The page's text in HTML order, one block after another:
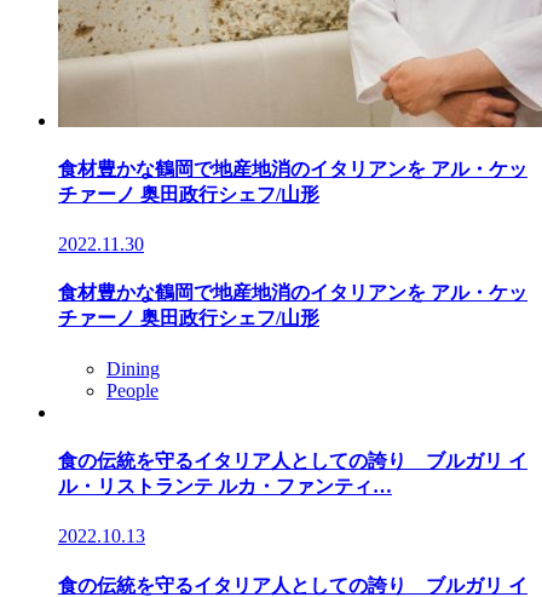
食材豊かな鶴岡で地産地消のイタリアンを アル・ケッ
チァーノ 奥田政行シェフ/山形
2022.11.30
食材豊かな鶴岡で地産地消のイタリアンを アル・ケッ
チァーノ 奥田政行シェフ/山形
Dining
People
食の伝統を守るイタリア人としての誇り ブルガリ イ
ル・リストランテ ルカ・ファンティ…
2022.10.13
食の伝統を守るイタリア人としての誇り ブルガリ イ